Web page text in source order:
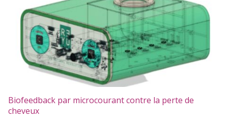
Biofeedback par microcourant contre la perte de
cheveux